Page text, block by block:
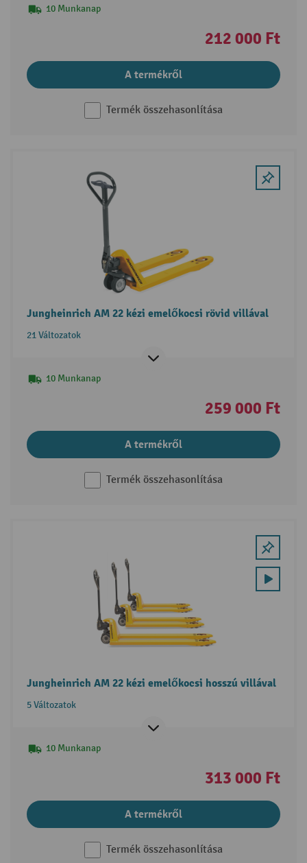
10 Munkanap
212 000 Ft
A termékről
Termék összehasonlítása
Jungheinrich AM 22 kézi emelőkocsi rövid villával
21 Változatok
10 Munkanap
259 000 Ft
A termékről
Termék összehasonlítása
Jungheinrich AM 22 kézi emelőkocsi hosszú villával
5 Változatok
10 Munkanap
313 000 Ft
A termékről
Termék összehasonlítása